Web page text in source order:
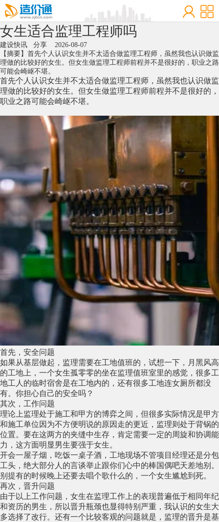
女生适合监理工程师吗
建设快讯 分享 2026-08-07
【摘要】首先个人认识女生并不太适合做监理工程师，虽然我也认识做监
理做的比较好的女生。但女生做监理工程师前程并不是很好的，职业之路
可能会崎岖不堪。
首先个人认识女生并不太适合做监理工程师，虽然我也认识做监
理做的比较好的女生。但女生做监理工程师前程并不是很好的，
职业之路可能会崎岖不堪。
首先，安全问题
如果从基层做起，监理需要在工地值班的，试想一下，月黑风高
的工地上，一个女生孤零零的坐在监理值班室里的感觉，很多工
地工人的临时宿舍是在工地内的，还有很多工地连女厕所都没
有。你担心自己的安全吗？
其次，工作问题
理论上监理处于施工和甲方的博弈之间，但很多实际情况是甲方
和施工单位因为不方便明说的原因走的更近，监理则处于背锅的
位置。要在这两方的夹缝中生存，肯定需要一定的周旋和协调能
力，这方面明显男生要强于女生。
开会一屋子烟，吃饭一桌子酒，工地现场不管项目经理还是分包
工头，绝大部分人的言谈举止跟你们心中的棒国偶吧天差地别。
别提有的时候晚上还要去唱个歌什么的，一个女生尴尬到死。
再次，晋升问题
由于以上工作问题，女生在监理工作上的表现普遍低于相同年纪
和资历的男生，所以晋升瓶颈也显得特别严重，我认识的女生大
多选择了改行。还有一个比较客观的问题就是，监理的晋升是基